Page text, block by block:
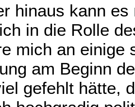
hinaus kann
in die Rolle
mich an einige
am Beginn
gefehlt hätte,